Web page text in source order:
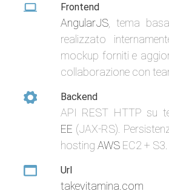
Frontend
AngularJS, tema
realizzato
mockup forniti e
collaborazione con
Backend
API REST HTTP su
EE (JAX-RS).
hosting AWSEC2 + S3.
Url
takevitamina.com